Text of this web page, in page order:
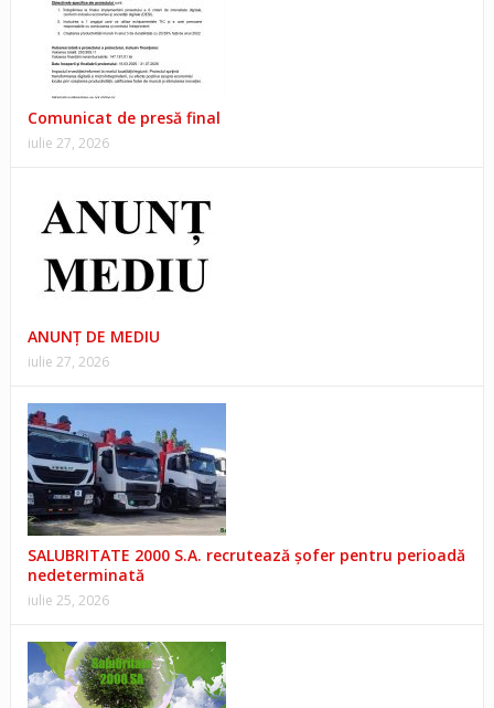
Comunicat de presă final
iulie 27, 2026
ANUNŢ DE MEDIU
iulie 27, 2026
SALUBRITATE 2000 S.A. recrutează șofer pentru perioadă
nedeterminată
iulie 25, 2026